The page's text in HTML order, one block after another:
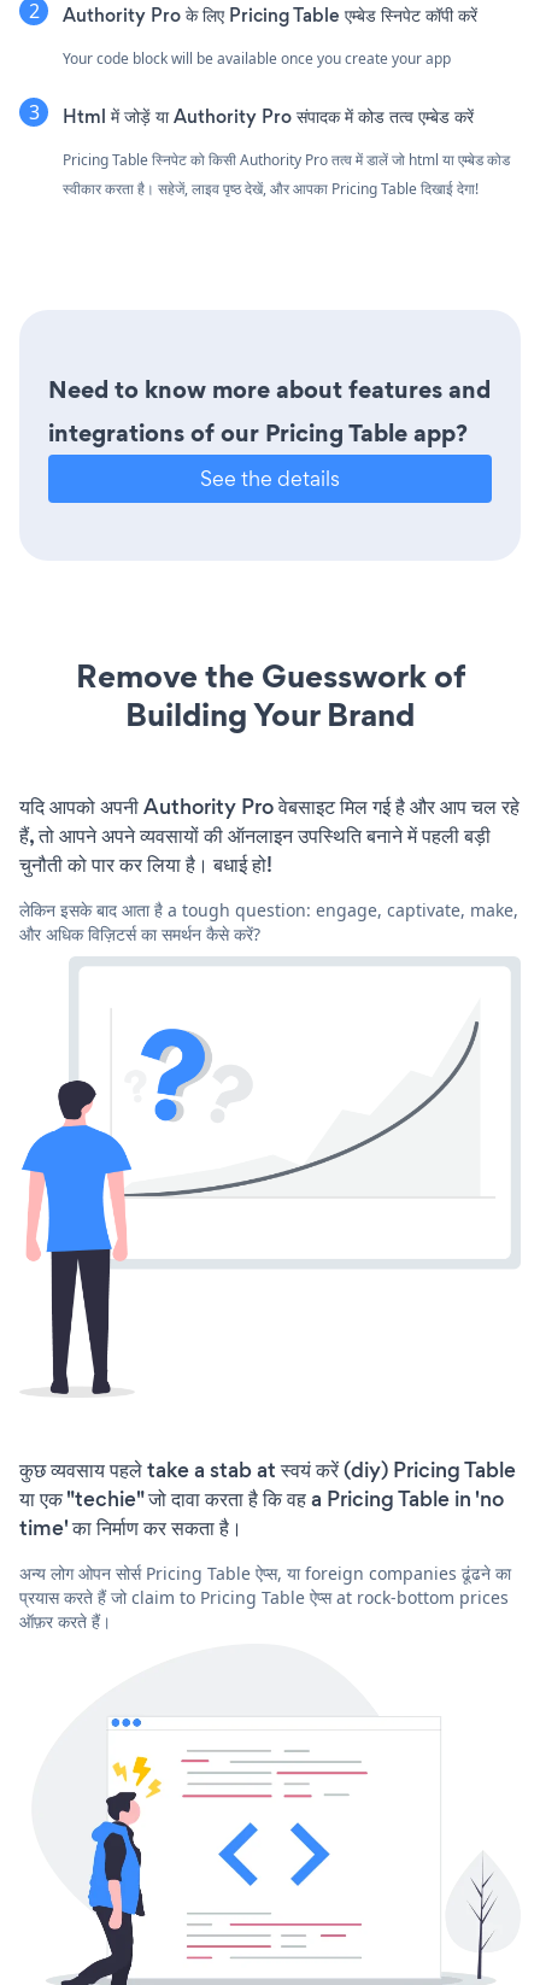
Authority Pro के लिए Pricing Table एम्बेड स्निपेट कॉपी करें
Your code block will be available once you create your app
Html में जोड़ें या Authority Pro संपादक में कोड तत्व एम्बेड करें
Pricing Table स्निपेट को किसी Authority Pro तत्व में डालें जो html या एम्बेड कोड
स्वीकार करता है। सहेजें, लाइव पृष्ठ देखें, और आपका Pricing Table दिखाई देगा!
Need to know more about features and
integrations of our Pricing Table app?
See the details
Remove the Guesswork of
Building Your Brand
यदि आपको अपनी Authority Pro वेबसाइट मिल गई है और आप चल रहे
हैं, तो आपने अपने व्यवसायों की ऑनलाइन उपस्थिति बनाने में पहली बड़ी
चुनौती को पार कर लिया है। बधाई हो!
लेकिन इसके बाद आता है a tough question: engage, captivate, make,
और अधिक विज़िटर्स का समर्थन कैसे करें?
कुछ व्यवसाय पहले take a stab at स्वयं करें (diy) Pricing Table
या एक "techie" जो दावा करता है कि वह a Pricing Table in 'no
time' का निर्माण कर सकता है।
अन्य लोग ओपन सोर्स Pricing Table ऐप्स, या foreign companies ढूंढने का
प्रयास करते हैं जो claim to Pricing Table ऐप्स at rock-bottom prices
ऑफ़र करते हैं।